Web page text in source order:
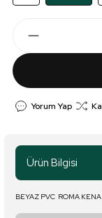
Yorum Yap
Ürün Bilgisi
BEYAZ PVC ROMA